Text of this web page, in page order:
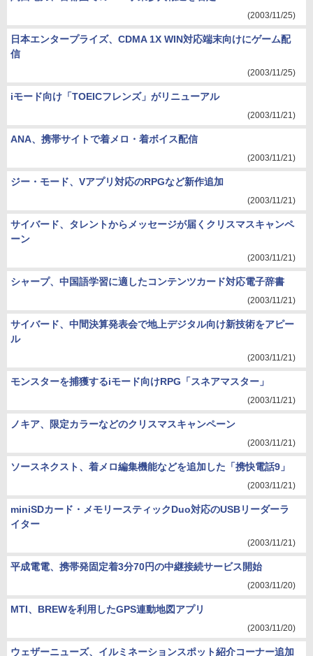
(2003/11/25)
日本エンタープライズ、CDMA 1X WIN対応端末向けにゲーム配
信
(2003/11/25)
iモード向け「TOEICフレンズ」がリニューアル
(2003/11/21)
ANA、携帯サイトで着メロ・着ボイス配信
(2003/11/21)
ジー・モード、Vアプリ対応のRPGなど新作追加
(2003/11/21)
サイバード、タレントからメッセージが届くクリスマスキャンペ
ーン
(2003/11/21)
シャープ、中国語学習に適したコンテンツカード対応電子辞書
(2003/11/21)
サイバード、中間決算発表会で地上デジタル向け新技術をアピー
ル
(2003/11/21)
モンスターを捕獲するiモード向けRPG「スネアマスター」
(2003/11/21)
ノキア、限定カラーなどのクリスマスキャンペーン
(2003/11/21)
ソースネクスト、着メロ編集機能などを追加した「携快電話9」
(2003/11/21)
miniSDカード・メモリースティックDuo対応のUSBリーダーラ
イター
(2003/11/21)
平成電電、携帯発固定着3分70円の中継接続サービス開始
(2003/11/20)
MTI、BREWを利用したGPS連動地図アプリ
(2003/11/20)
ウェザーニューズ、イルミネーションスポット紹介コーナー追加